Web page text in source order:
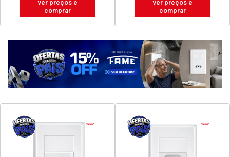
Código: 43571
Embalagem: UNIDADE
Faça seu login ou
cadastre-se para
ver preços e
comprar
Código: 43560
Embalagem: UNIDADE
Faça seu login ou
cadastre-se para
ver preços e
comprar